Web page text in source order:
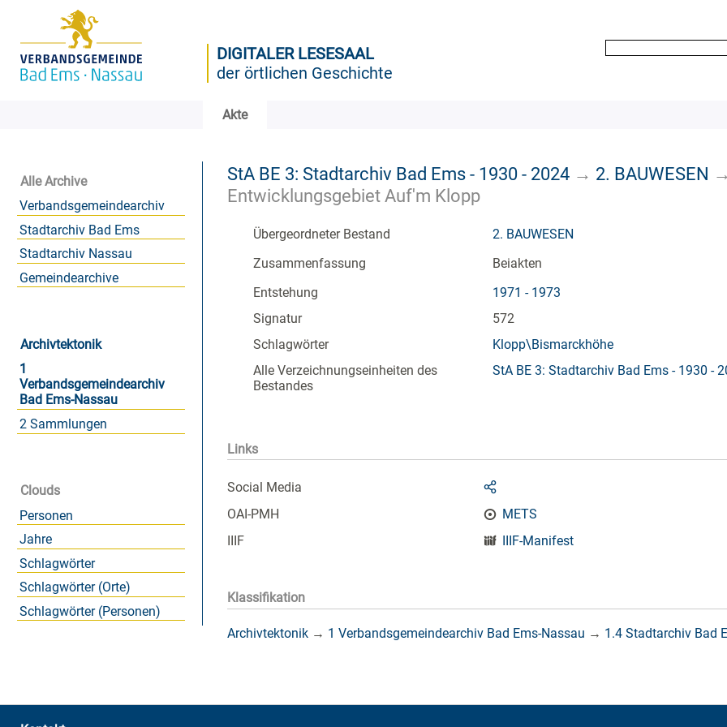
DIGITALER LESESAAL
der örtlichen Geschichte
Akte
Alle Archive
Verbandsgemeindearchiv
Stadtarchiv Bad Ems
Stadtarchiv Nassau
Gemeindearchive
Archivtektonik
1
Verbandsgemeindearchiv
Bad Ems-Nassau
2 Sammlungen
Clouds
Personen
Jahre
Schlagwörter
Schlagwörter (Orte)
Schlagwörter (Personen)
StA BE 3: Stadtarchiv Bad Ems - 1930 - 2024 → 2. BAUWESEN →
Entwicklungsgebiet Auf'm Klopp
Übergeordneter Bestand
2. BAUWESEN
Zusammenfassung
Beiakten
Entstehung
1971 - 1973
Signatur
572
Schlagwörter
Klopp\Bismarckhöhe
Alle Verzeichnungseinheiten des
Bestandes
StA BE 3: Stadtarchiv Bad Ems - 1930 -
Links
Social Media
OAI-PMH
METS
IIIF
IIIF-Manifest
Klassifikation
Archivtektonik → 1 Verbandsgemeindearchiv Bad Ems-Nassau → 1.4 Stadtarchiv Bad